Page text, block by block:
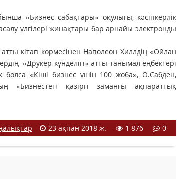
«Бизнес сабақтары» оқулығы, кәсіпкерлік
үлгілері жинақтары бар арнайы электронды
кітап көрмесінен Наполеон Хиллдің «Ойлан
«Друкер күнделігі» атты танымал еңбектері
болса «Кіші бизнес үшін 100 жоба», О.Сабден,
«Бизнестегі қазіргі заманғы ақпараттық
23 ақпан 2018 ж. 1 876 0